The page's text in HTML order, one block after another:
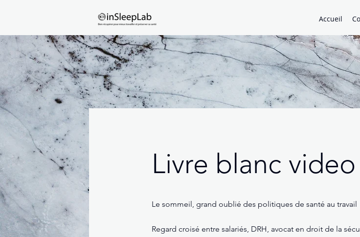
Accueil
Livre blanc video
Le sommeil, grand oublié des politiques de santé au travail
Regard croisé entre salariés, DRH, avocat en droit de la